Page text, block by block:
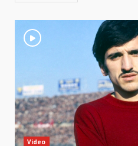
Video